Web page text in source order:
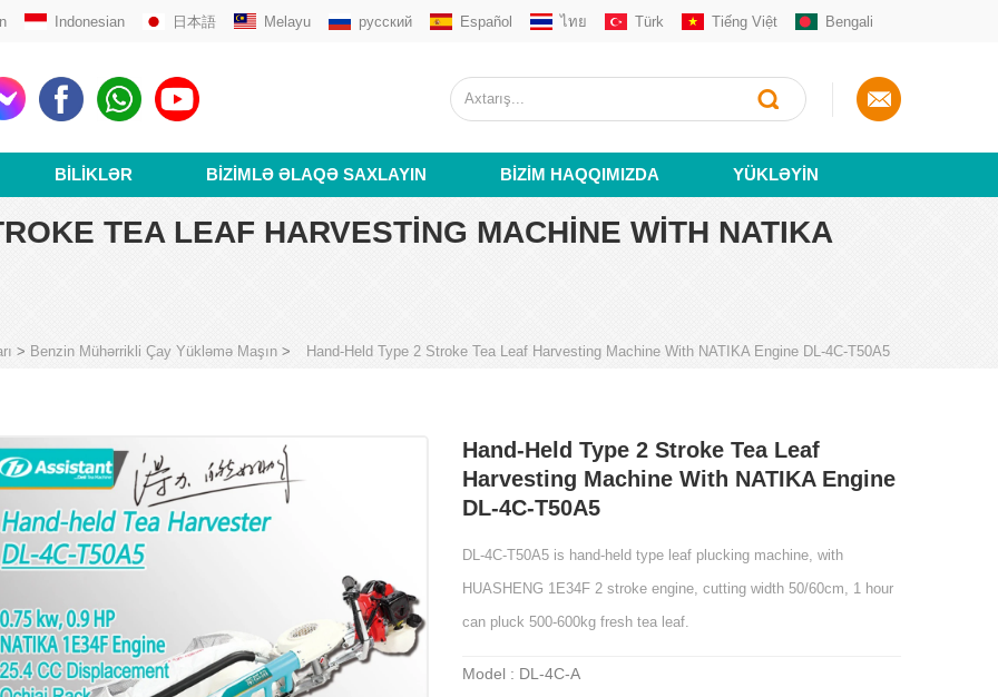
Indonesian 日本語 Melayu русский Español ไทย Türk Tiếng Việt Bengali
BILIKLƏR BIZIMLƏ ƏLAQƏ SAXLAYIN BIZIM HAQQIMIZDA YÜKLƏYIN
TEA LEAF HARVESTING MACHINE WITH NATIKA
> Benzin Mühərrikli Çay Yükləmə Maşın > Hand-Held Type 2 Stroke Tea Leaf Harvesting Machine With NATIKA Engine DL-4C-T50A5
Hand-Held Type 2 Stroke Tea Leaf
Harvesting Machine With NATIKA Engine
DL-4C-T50A5
DL-4C-T50A5 is hand-held type leaf plucking machine, with
HUASHENG 1E34F 2 stroke engine, cutting width 50/60cm, 1 hour
can pluck 500-600kg fresh tea leaf.
Model : DL-4C-A